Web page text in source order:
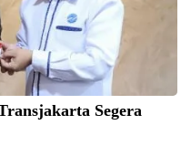
Segera